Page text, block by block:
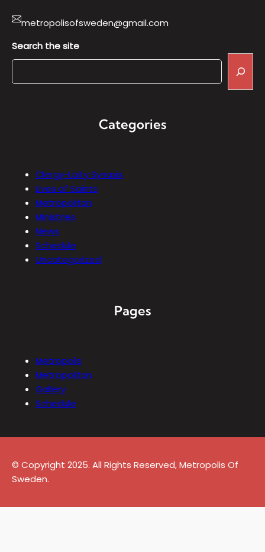
metropolisofsweden@gmail.com
Search the site
Categories
Clergy-Laity Synaxis
Lives of Saints
Metropolitan
Ministries
News
Schedule
Uncategorized
Pages
Metropolis
Metropolitan
Gallery
Schedule
© Copyright 2025. All Rights Reserved, Metropolis Of
Sweden.